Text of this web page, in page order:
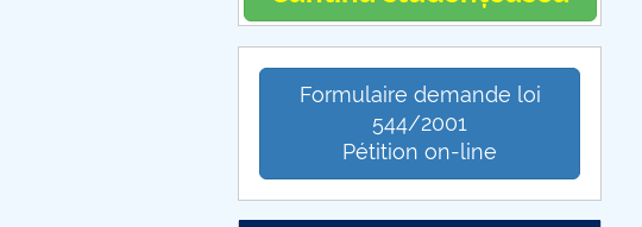
Formulaire demande loi
544/2001
Pétition on-line